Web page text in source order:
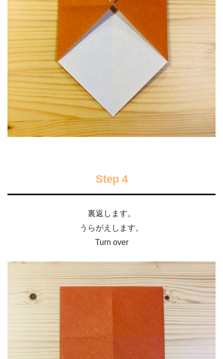
Step 4
裏返します。
うらがえします。
Turn over